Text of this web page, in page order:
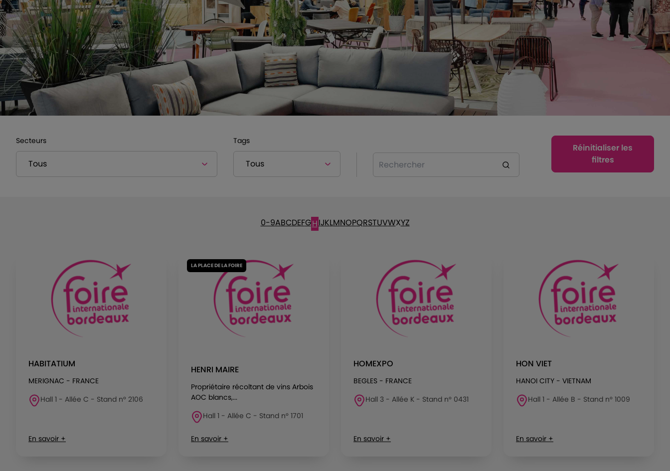
Secteurs Tags
Rechercher
Réinitialiser les
filtres
0-9ABCDEFGHIJKLMNOPQRSTUVWXYZ
HABITATIUM
MERIGNAC - FRANCE
Hall 1 - Allée C - Stand n° 2106
En savoir +
LA PLACE DE LA FOIRE
HENRI MAIRE
Propriétaire récoltant de vins Arbois
AOC blancs,...
Hall 1 - Allée C - Stand n° 1701
En savoir +
HOMEXPO
BEGLES - FRANCE
Hall 3 - Allée K - Stand n° 0431
En savoir +
HON VIET
HANOI CITY - VIETNAM
Hall 1 - Allée B - Stand n° 1009
En savoir +